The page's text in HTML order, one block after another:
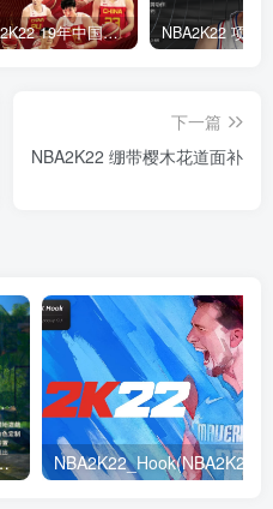
NBA2K22 19年中国队面补合集
下一篇
NBA2K22 绷带樱木花道面补
总有一位是你想要的